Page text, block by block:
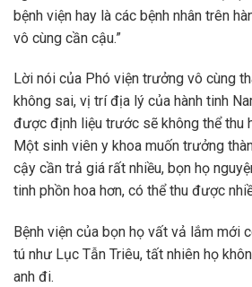
bệnh viện hay là các bệnh nhân trên
vô cùng cần cậu.”
Lời nói của Phó viện trưởng vô cùng
không sai, vị trí địa lý của hành tinh
được định liệu trước sẽ không thể thu
Một sinh viên y khoa muốn trưởng
cậy cần trả giá rất nhiều, bọn họ
tinh phồn hoa hơn, có thể thu được
Bệnh viện của bọn họ vất vả lắm mới
tú như Lục Tẫn Triêu, tất nhiên họ
anh đi.